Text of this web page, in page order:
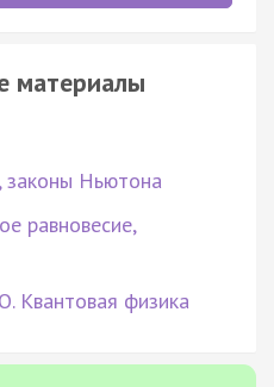
материалы
законы Ньютона
равновесие,
Квантовая физика